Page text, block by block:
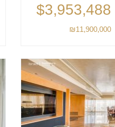
$3,953,488
₪11,900,000